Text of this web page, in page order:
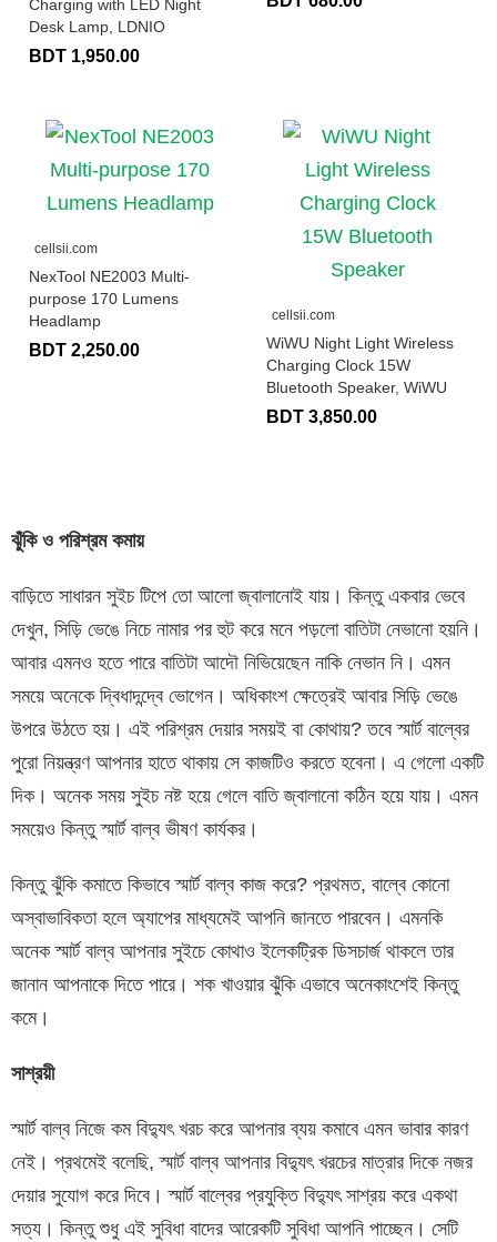
Charging with LED Night
Desk Lamp, LDNIO
BDT 1,950.00
cellsii.com
NexTool NE2003 Multi-
purpose 170 Lumens
Headlamp
BDT 2,250.00
cellsii.com
WiWU Night Light Wireless
Charging Clock 15W
Bluetooth Speaker, WiWU
BDT 3,850.00
ঝুঁকি ও পরিশ্রম কমায়
বাড়িতে সাধারন সুইচ টিপে তো আলো জ্বালানোই যায়। কিন্তু একবার ভেবে
দেখুন, সিড়ি ভেঙে নিচে নামার পর হুট করে মনে পড়লো বাতিটা নেভানো হয়নি।
আবার এমনও হতে পারে বাতিটা আদৌ নিভিয়েছেন নাকি নেভান নি। এমন
সময়ে অনেকে দ্বিধাদন্দ্বে ভোগেন। অধিকাংশ ক্ষেত্রেই আবার সিড়ি ভেঙে
উপরে উঠতে হয়। এই পরিশ্রম দেয়ার সময়ই বা কোথায়? তবে স্মার্ট বাল্বের
পুরো নিয়ন্ত্রণ আপনার হাতে থাকায় সে কাজটিও করতে হবেনা। এ গেলো একটি
দিক। অনেক সময় সুইচ নষ্ট হয়ে গেলে বাতি জ্বালানো কঠিন হয়ে যায়। এমন
সময়েও কিন্তু স্মার্ট বাল্ব ভীষণ কার্যকর।
কিন্তু ঝুঁকি কমাতে কিভাবে স্মার্ট বাল্ব কাজ করে? প্রথমত, বাল্বে কোনো
অস্বাভাবিকতা হলে অ্যাপের মাধ্যমেই আপনি জানতে পারবেন। এমনকি
অনেক স্মার্ট বাল্ব আপনার সুইচে কোথাও ইলেকট্রিক ডিসচার্জ থাকলে তার
জানান আপনাকে দিতে পারে। শক খাওয়ার ঝুঁকি এভাবে অনেকাংশেই কিন্তু
কমে।
সাশ্রয়ী
স্মার্ট বাল্ব নিজে কম বিদ্যুৎ খরচ করে আপনার ব্যয় কমাবে এমন ভাবার কারণ
নেই। প্রথমেই বলেছি, স্মার্ট বাল্ব আপনার বিদ্যুৎ খরচের মাত্রার দিকে নজর
দেয়ার সুযোগ করে দিবে। স্মার্ট বাল্বের প্রযুক্তি বিদ্যুৎ সাশ্রয় করে একথা
সত্য। কিন্তু শুধু এই সুবিধা বাদের আরেকটি সুবিধা আপনি পাচ্ছেন। সেটি